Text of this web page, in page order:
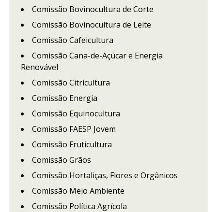
Comissão Bovinocultura de Corte
Comissão Bovinocultura de Leite
Comissão Cafeicultura
Comissão Cana-de-Açúcar e Energia
Renovável
Comissão Citricultura
Comissão Energia
Comissão Equinocultura
Comissão FAESP Jovem
Comissão Fruticultura
Comissão Grãos
Comissão Hortaliças, Flores e Orgânicos
Comissão Meio Ambiente
Comissão Política Agrícola